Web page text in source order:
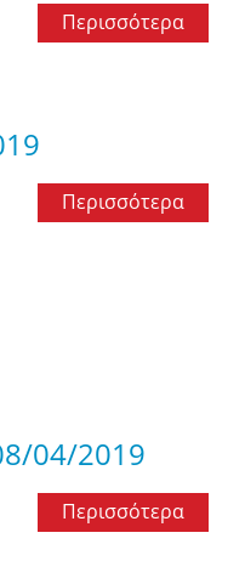
Περισσότερα
Περισσότερα
04/2019
Περισσότερα